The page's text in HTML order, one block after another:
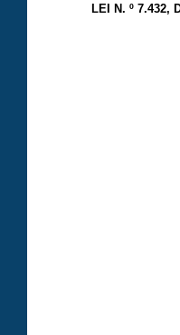
LEI N. º 7.432,